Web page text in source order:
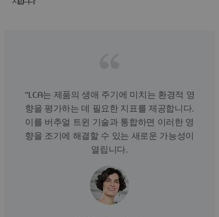
“LCA는 제품의 생애 주기에 미치는 환경적 영
향을 평가하는 데 필요한 지표를 제공합니다.
이를 버추얼 트윈 기술과 통합하면 이러한 영
향을 조기에 해결할 수 있는 새로운 가능성이
열립니다.